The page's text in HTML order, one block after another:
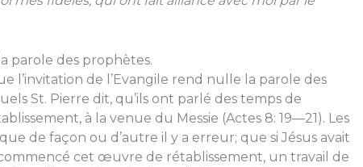
parole des prophètes.
l’invitation de l’Evangile rend nulle la parole des
St. Pierre dit, qu’ils ont parlé des temps de
à la venue du Messie (Actes 8: 19—21). Les
de façon ou d’autre il y a erreur; que si Jésus avait
cet œuvre de rétablissement, un travail de